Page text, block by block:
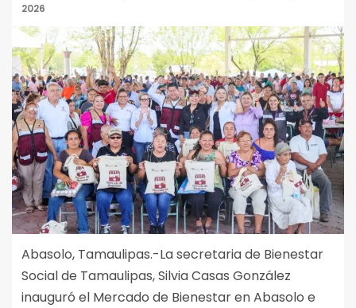
2026
Abasolo, Tamaulipas.-La secretaria de Bienestar
Social de Tamaulipas, Silvia Casas González
inauguró el Mercado de Bienestar en Abasolo e